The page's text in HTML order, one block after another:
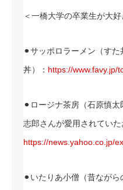
＜一橋大学の卒業生が大好
⚫︎サッポロラーメン（す
丼）： https://www.favy.jp/
⚫︎ロージナ茶房（石原慎
志郎さんが愛用されていた
https://news.yahoo.co.jp/
⚫︎いたりあ小僧（昔なが